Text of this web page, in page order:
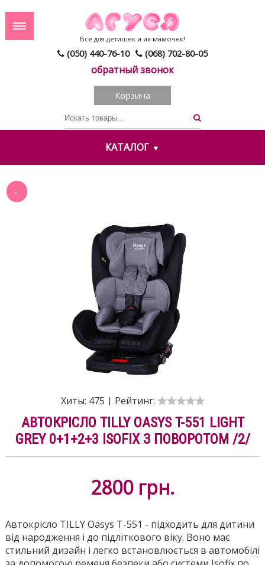
(050) 440-76-10 (068) 702-80-05
обратный звонок
Все для детишек и их мамочек!
Корзина
КАТАЛОГ
Хиты: 475 | Рейтинг:
АВТОКРІСЛО TILLY OASYS T-551 LIGHT
GREY 0+1+2+3 ISOFIX З ПОВОРОТОМ /2/
2800 грн.
Автокрісло TILLY Oasys T-551 - підходить для дитини
від народження і до підліткового віку. Воно має
стильний дизайн і легко встановлюється в автомобілі